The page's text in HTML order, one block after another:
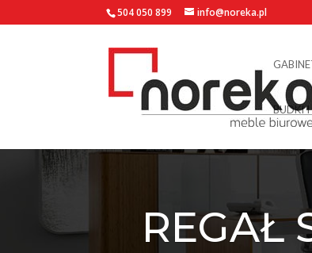
504 050 899 info@noreka.pl
BUDKI I
REGAŁ